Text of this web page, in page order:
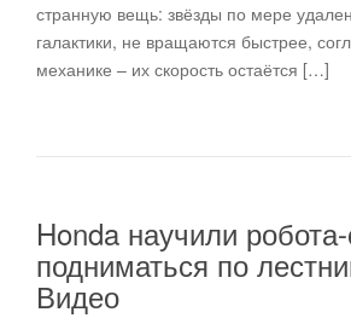
странную вещь: звёзды по мере
галактики, не вращаются быстрее,
механике – их скорость остаётся […]
Honda научили
подниматься по
Видео